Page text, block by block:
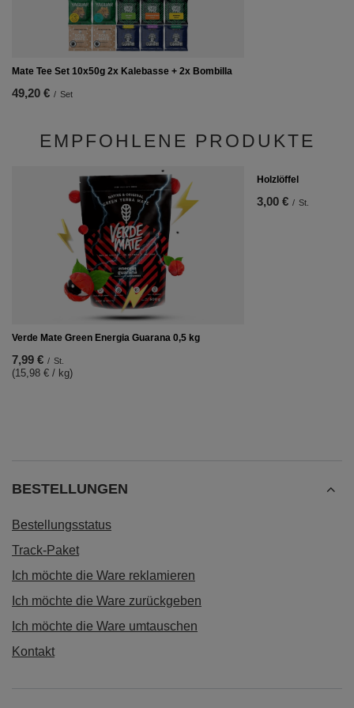
Mate Tee Set 10x50g 2x Kalebasse + 2x Bombilla
49,20 € / Set
EMPFOHLENE PRODUKTE
Verde Mate Green Energia Guarana 0,5 kg
7,99 € / St.
(15,98 € / kg)
Holzlöffel
3,00 € / St.
BESTELLUNGEN
Bestellungsstatus
Track-Paket
Ich möchte die Ware reklamieren
Ich möchte die Ware zurückgeben
Ich möchte die Ware umtauschen
Kontakt